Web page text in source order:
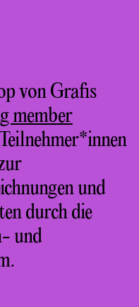
von Grafis
member
und
durch die
und